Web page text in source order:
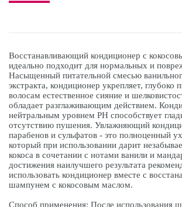
Восстанавливающий кондиционер с
идеально подходит для нормальных и
Насыщенный питательной смесью
экстракта, кондиционер укрепляет, глубоко
волосам естественное сияние и
обладает разглаживающим действием.
нейтральным уровнем PH способствует
отсутствию пушения. Увлажняющий
парабенов и сульфатов - это полноценный
который при использовании дарит
кокоса в сочетании с нотами ванили и
достижения наилучшего результата
использовать кондиционер вместе с
шампунем с кокосовым маслом.
Способ применения: После использования